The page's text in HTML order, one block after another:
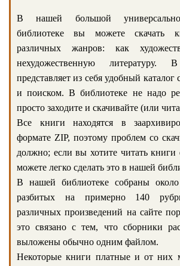
В нашей большой
библиотеке вы можете скачать
различных жанров: как
нехудожественную
представляет из себя удобный
и поиском. В библиотеке не надо
просто заходите и скачивайте (или
Все книги находятся в
формате ZIP, поэтому проблем со
должно; если вы хотите читать книги
можете легко сделать это в нашей
В нашей библиотеке собраны
разбитых на примерно 140
различных произведений на сайте
это связано с тем, что сборники
выложены обычно одним файлом.
Некоторые книги платные и от них